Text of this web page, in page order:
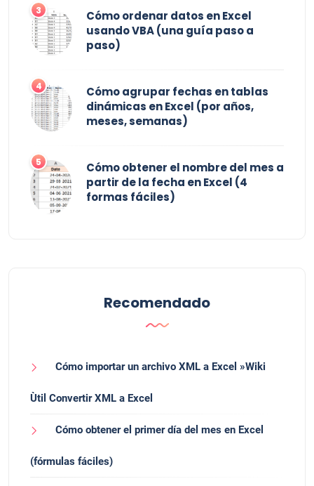
3
Cómo ordenar datos en Excel
usando VBA (una guía paso a
paso)
4
Cómo agrupar fechas en tablas
dinámicas en Excel (por años,
meses, semanas)
5
Cómo obtener el nombre del mes a
partir de la fecha en Excel (4
formas fáciles)
Recomendado
Cómo importar un archivo XML a Excel »Wiki
Ùtil Convertir XML a Excel
Cómo obtener el primer día del mes en Excel
(fórmulas fáciles)